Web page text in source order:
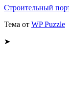
Строительный
Тема от WP Puzzle
➤